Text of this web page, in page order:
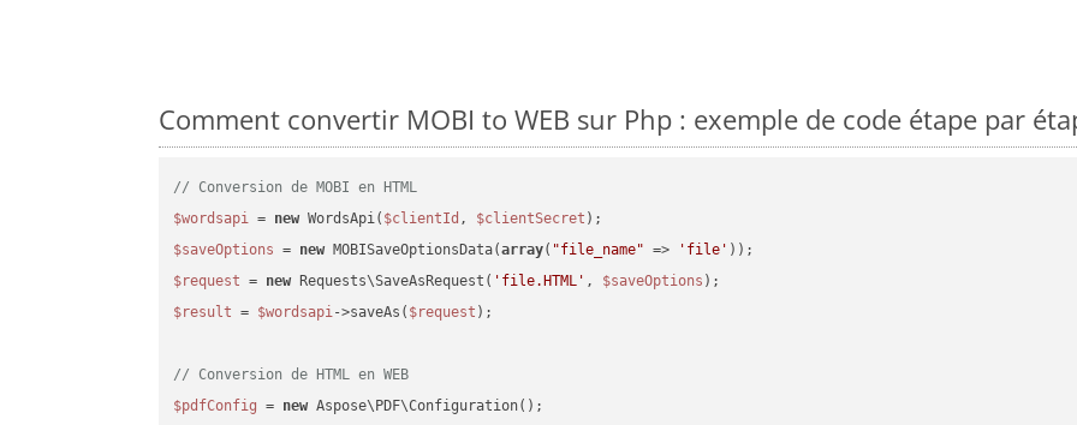
Comment convertir MOBI to WEB sur Php : exemple de code étape par
// Conversion de MOBI en HTML
$wordsapi = new WordsApi( $clientId , $clientSecret
$saveOptions = new MOBISaveOptionsData(array( "file_name" => 'file'
$request = new Requests\SaveAsRequest( 'file.HTML' , $saveOptions
$result = $wordsapi->saveAs( $request );
// Conversion de HTML en WEB
$pdfConfig = new